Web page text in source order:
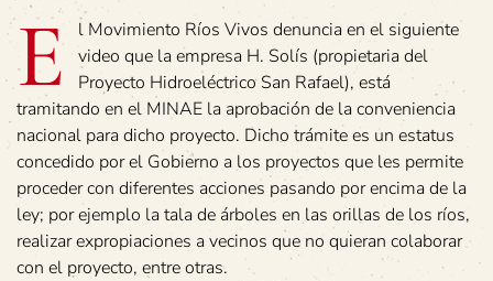
E
l Movimiento Ríos Vivos denuncia en el siguiente
video que la empresa H. Solís (propietaria del
Proyecto Hidroeléctrico San Rafael), está
tramitando en el MINAE la aprobación de la conveniencia
nacional para dicho proyecto. Dicho trámite es un estatus
concedido por el Gobierno a los proyectos que les permite
proceder con diferentes acciones pasando por encima de la
ley; por ejemplo la tala de árboles en las orillas de los ríos,
realizar expropiaciones a vecinos que no quieran colaborar
con el proyecto, entre otras.